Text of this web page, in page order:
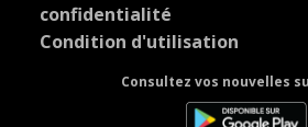
confidentialité
Condition d'utilisation
Consultez vos nouvelles